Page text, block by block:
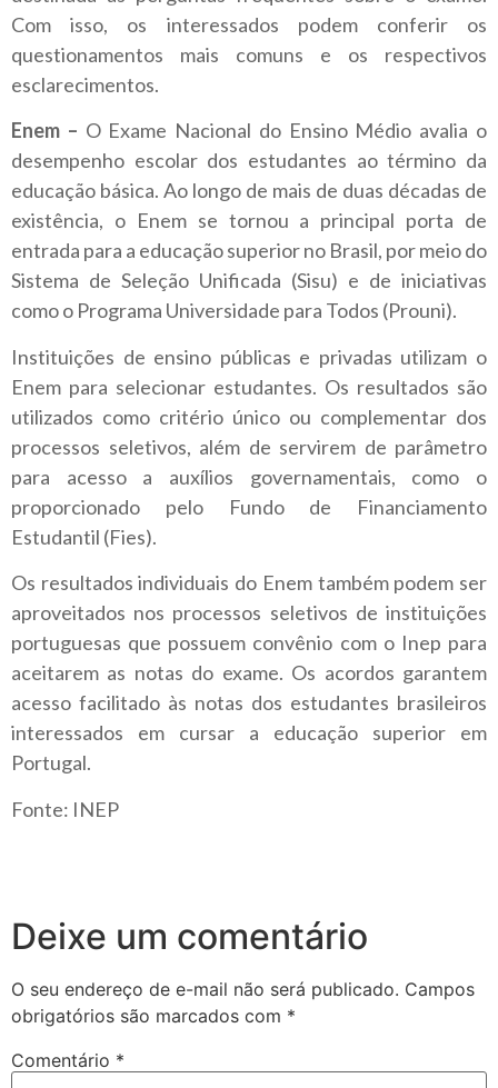
Com isso, os interessados podem conferir os
questionamentos mais comuns e os respectivos
esclarecimentos.
Enem – O Exame Nacional do Ensino Médio avalia o
desempenho escolar dos estudantes ao término da
educação básica. Ao longo de mais de duas décadas de
existência, o Enem se tornou a principal porta de
entrada para a educação superior no Brasil, por meio do
Sistema de Seleção Unificada (Sisu) e de iniciativas
como o Programa Universidade para Todos (Prouni).
Instituições de ensino públicas e privadas utilizam o
Enem para selecionar estudantes. Os resultados são
utilizados como critério único ou complementar dos
processos seletivos, além de servirem de parâmetro
para acesso a auxílios governamentais, como o
proporcionado pelo Fundo de Financiamento
Estudantil (Fies).
Os resultados individuais do Enem também podem ser
aproveitados nos processos seletivos de instituições
portuguesas que possuem convênio com o Inep para
aceitarem as notas do exame. Os acordos garantem
acesso facilitado às notas dos estudantes brasileiros
interessados em cursar a educação superior em
Portugal.
Fonte: INEP
Deixe um comentário
O seu endereço de e-mail não será publicado. Campos
obrigatórios são marcados com *
Comentário *